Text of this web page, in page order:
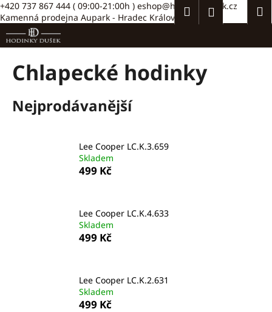
Přejít
na
+420 737 867 444 ( 09:00-21:00h ) eshop@hodinkydusek.cz
Kamenná prodejna Aupark - Hradec Králové >>
HledatPřihlášení
Chlapecké hodinky
Nejprodávanější
Lee Cooper LC.K.3.659
Skladem
499 Kč
Lee Cooper LC.K.4.633
Skladem
499 Kč
Lee Cooper LC.K.2.631
Skladem
499 Kč
K
o
š
í
Zpět
Zpět
C
o
p
o